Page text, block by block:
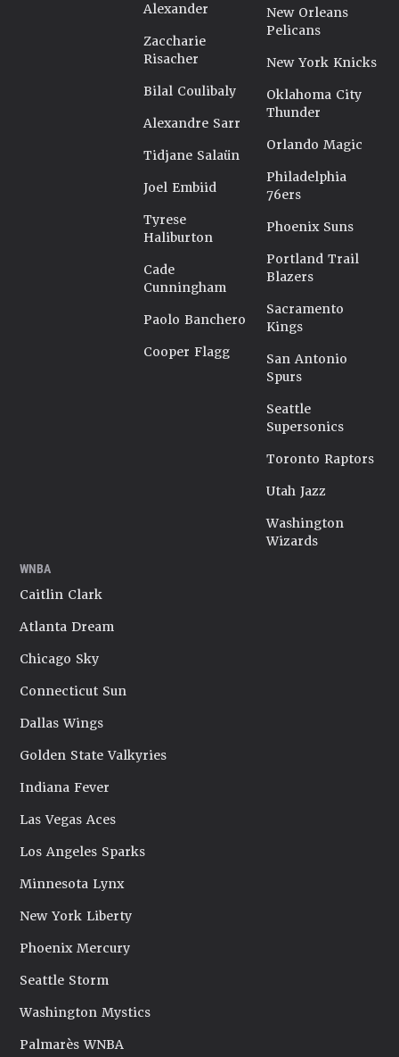
Alexander
Zaccharie
Risacher
Bilal Coulibaly
Alexandre Sarr
Tidjane Salaün
Joel Embiid
Tyrese
Haliburton
Cade
Cunningham
Paolo Banchero
Cooper Flagg
New Orleans
Pelicans
New York Knicks
Oklahoma City
Thunder
Orlando Magic
Philadelphia
76ers
Phoenix Suns
Portland Trail
Blazers
Sacramento
Kings
San Antonio
Spurs
Seattle
Supersonics
Toronto Raptors
Utah Jazz
Washington
Wizards
WNBA
Caitlin Clark
Atlanta Dream
Chicago Sky
Connecticut Sun
Dallas Wings
Golden State Valkyries
Indiana Fever
Las Vegas Aces
Los Angeles Sparks
Minnesota Lynx
New York Liberty
Phoenix Mercury
Seattle Storm
Washington Mystics
Palmarès WNBA